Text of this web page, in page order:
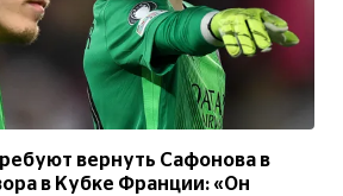
вернуть Сафонова в
в Кубке Франции: «Он